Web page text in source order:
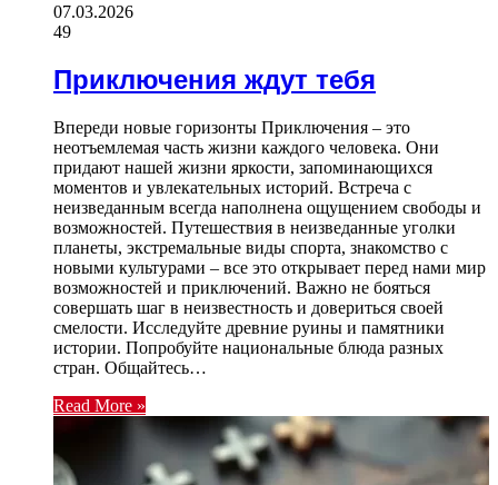
07.03.2026
49
Приключения ждут тебя
Впереди новые горизонты Приключения – это
неотъемлемая часть жизни каждого человека. Они
придают нашей жизни яркости, запоминающихся
моментов и увлекательных историй. Встреча с
неизведанным всегда наполнена ощущением свободы и
возможностей. Путешествия в неизведанные уголки
планеты, экстремальные виды спорта, знакомство с
новыми культурами – все это открывает перед нами мир
возможностей и приключений. Важно не бояться
совершать шаг в неизвестность и довериться своей
смелости. Исследуйте древние руины и памятники
истории. Попробуйте национальные блюда разных
стран. Общайтесь…
Read More »